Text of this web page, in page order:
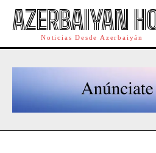
AZERBAIYAN
Noticias Desde Azerbaiyán